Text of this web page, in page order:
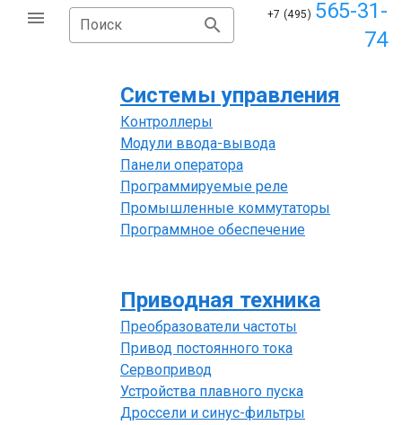
Поиск
+7 (495) 565-31-
74
Системы управления
Контроллеры
Модули ввода-вывода
Панели оператора
Программируемые реле
Промышленные коммутаторы
Программное обеспечение
Приводная техника
Преобразователи частоты
Привод постоянного тока
Сервопривод
Устройства плавного пуска
Дроссели и синус-фильтры